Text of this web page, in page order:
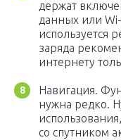
держат
данных или
используется
заряда
интернету
Навигация.
нужна редко.
со спутником